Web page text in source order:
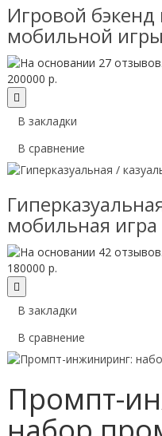
Игровой
мобильной игры
200000 р.
В закладки
В сравнение
мобильная
180000 р.
В закладки
В сравнение
Промпт-